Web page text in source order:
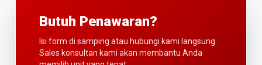
Butuh Penawaran?
Isi form di samping atau hubungi kami langsung.
Sales konsultan kami akan membantu Anda